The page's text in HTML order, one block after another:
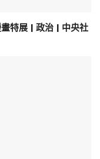
特展 | 政治 | 中央社